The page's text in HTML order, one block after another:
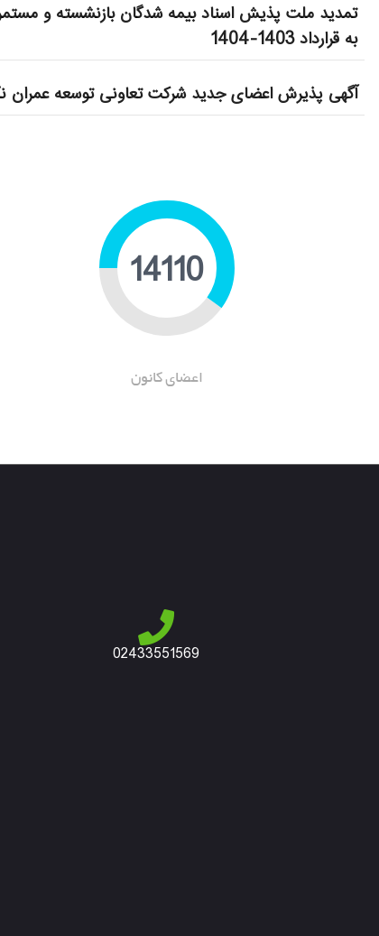
تمدید ملت پذیش اسناد بیمه شدگان بازنشسته و
به قرارداد 1403-1404
آگهی پذیرش اعضای جدید شرکت تعاونی توسعه عمران
20843
اعضای کانون
02433551569